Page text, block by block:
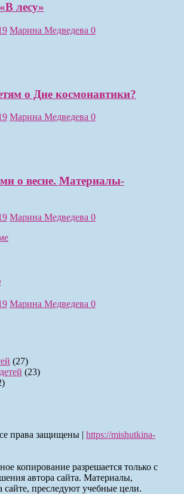
лесу»
Марина Медведева 0
о Дне космонавтики?
Марина Медведева 0
о весне. Материалы-
Марина Медведева 0
Марина Медведева 0
(27)
(23)
права защищены | https://mishutkina-
копирование разрешается только с
автора сайта. Материалы,
преследуют учебные цели.